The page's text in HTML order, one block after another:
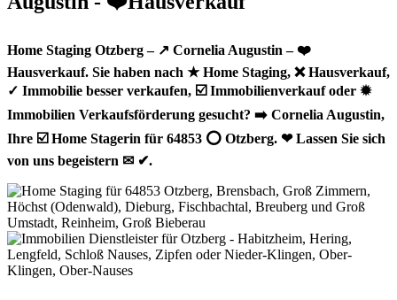
Home Staging Otzberg – ↗️ Cornelia Augustin – ❤️
Hausverkauf. Sie haben nach ★ Home Staging, ❌ Hausverkauf,
✓ Immobilie besser verkaufen, ☑️ Immobilienverkauf oder ✹
Immobilien Verkaufsförderung gesucht? ➡️ Cornelia Augustin,
Ihre ☑️ Home Stagerin für 64853 ⭕ Otzberg. ❤ Lassen Sie sich
von uns begeistern ✉ ✔.